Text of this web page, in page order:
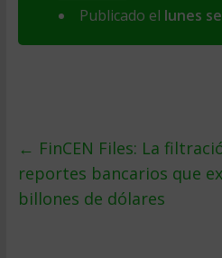
Publicado el lunes
← FinCEN Files: La
reportes bancarios que
billones de dólares